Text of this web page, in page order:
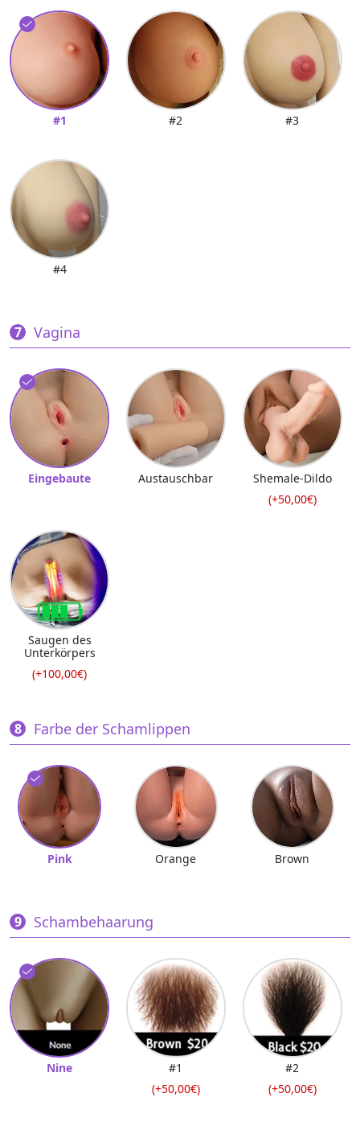
#1 #2 #3
#4
Vagina
Eingebaute Austauschbar
Shemale-Dildo
(+50,00€)
Saugen des
Unterkörpers
(+100,00€)
Farbe der Schamlippen
Pink Orange Brown
Schambehaarung
Nine
#1
(+50,00€)
#2
(+50,00€)